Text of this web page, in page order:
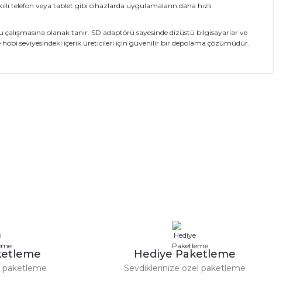
telefon veya tablet gibi cihazlarda uygulamaların daha hızlı
olanak tanır. SD adaptörü sayesinde dizüstü bilgisayarlar ve
hobi seviyesindeki içerik üreticileri için güvenilir bir depolama çözümüdür.
paketleme
Hediye Paketleme
Sevdiklerinize özel paketleme